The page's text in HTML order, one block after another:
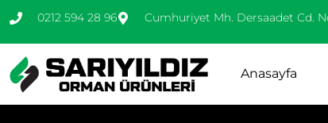
0212 594 28 96 Cumhuriyet Mh. Dersaadet Cd.
Anasayfa